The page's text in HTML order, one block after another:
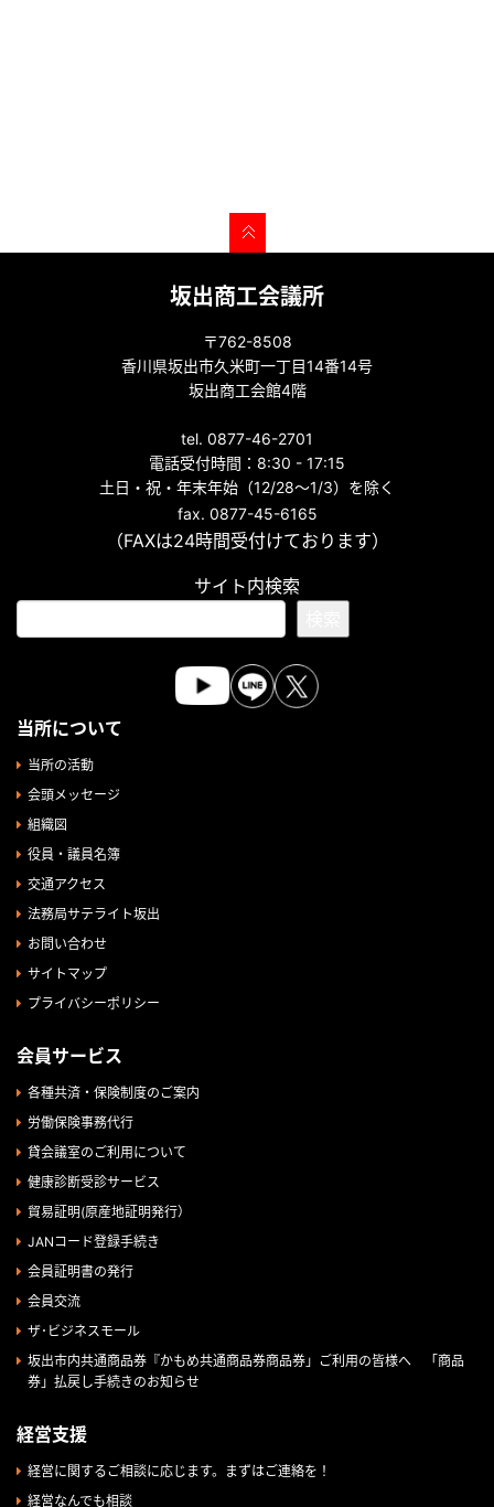
坂出商工会議所
〒762-8508
香川県坂出市久米町一丁目14番14号
坂出商工会館4階
tel. 0877-46-2701
電話受付時間：8:30 - 17:15
土日・祝・年末年始（12/28～1/3）を除く
fax. 0877-45-6165
（FAXは24時間受付けております）
サイト内検索
当所について
当所の活動
会頭メッセージ
組織図
役員・議員名簿
交通アクセス
法務局サテライト坂出
お問い合わせ
サイトマップ
プライバシーポリシー
会員サービス
各種共済・保険制度のご案内
労働保険事務代行
貸会議室のご利用について
健康診断受診サービス
貿易証明(原産地証明発行）
JANコード登録手続き
会員証明書の発行
会員交流
ザ･ビジネスモール
坂出市内共通商品券『かもめ共通商品券商品券」ご利用の皆様へ 「商品
券」払戻し手続きのお知らせ
経営支援
経営に関するご相談に応じます。まずはご連絡を！
経営なんでも相談